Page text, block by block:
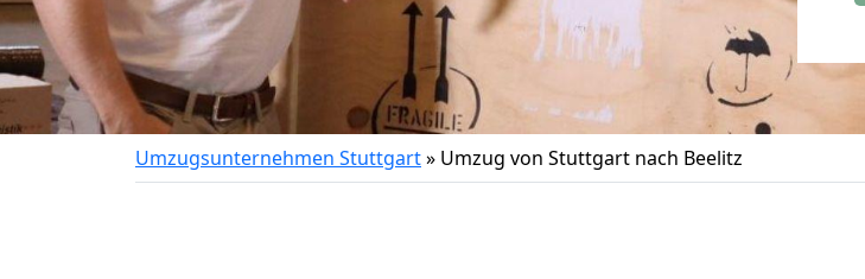
Umzugsunternehmen Stuttgart» Umzug von Stuttgart nach Beelitz